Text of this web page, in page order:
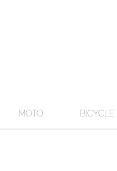
MOTO BICYCLE